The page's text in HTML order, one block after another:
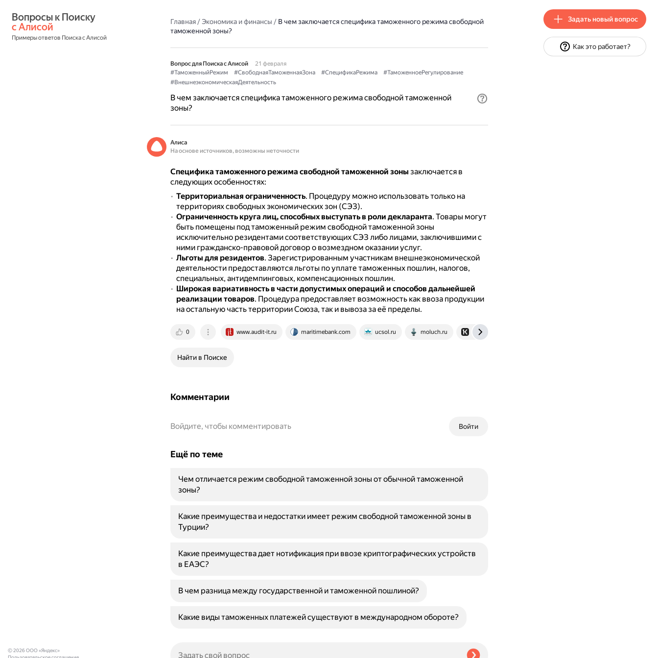
с Алисой
Примеры ответов Поиска с Алисой
Главная/Экономика и финансы / В чем заключается специфика таможенного режима свободной
таможенной зоны?
Вопрос для Поиска с Алисой
21 февраля
#ТаможенныйРежим
#СвободнаяТаможеннаяЗона #СпецификаРежима
#ТаможенноеРегулирование
#ВнешнеэкономическаяДеятельность
В чем заключается специфика таможенного режима свободной таможенной
зоны?
Алиса
На основе источников, возможны неточности
Специфика таможенного режима свободной таможенной зоны заключается в
следующих особенностях:
Территориальная ограниченность. Процедуру можно использовать только на
территориях свободных экономических зон (СЭЗ).
Ограниченность круга лиц, способных выступать в роли декларанта. Товары могут
быть помещены под таможенный режим свободной таможенной зоны
исключительно резидентами соответствующих СЭЗ либо лицами, заключившими с
ними гражданско-правовой договор о возмездном оказании услуг.
Льготы для резидентов. Зарегистрированным участникам внешнеэкономической
деятельности предоставляются льготы по уплате таможенных пошлин, налогов,
специальных, антидемпинговых, компенсационных пошлин.
Широкая вариативность в части допустимых операций и способов дальнейшей
реализации товаров. Процедура предоставляет возможность как ввоза продукции
на остальную часть территории Союза, так и вывоза за её пределы.
0 www.audit-it.ru maritimebank.com ucsol.ru moluch.ru support.kontur.ru
Найти в Поиске
Комментарии
Войти
Войдите, чтобы комментировать
Ещё по теме
Чем отличается режим свободной таможенной зоны от обычной таможенной
зоны?
Какие преимущества и недостатки имеет режим свободной таможенной зоны в
Турции?
Какие преимущества дает нотификация при ввозе криптографических устройств
в ЕАЭС?
В чем разница между государственной и таможенной пошлиной?
Какие виды таможенных платежей существуют в международном обороте?
© 2026 ООО «Яндекс»
Задать новый вопрос
Как это работает?